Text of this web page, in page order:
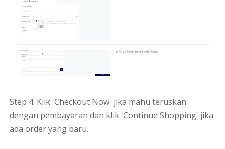
Step 4: Klik 'Checkout Now' jika mahu teruskan
dengan pembayaran dan klik 'Continue Shopping' jika
ada order yang baru.